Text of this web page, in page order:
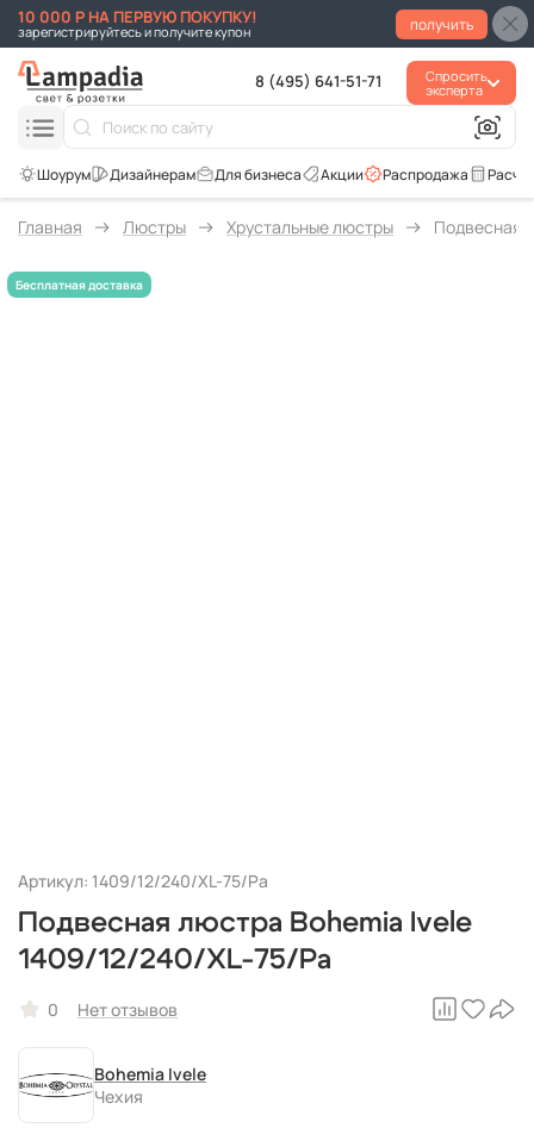
10 000 Р НА ПЕРВУЮ ПОКУПКУ!
зарегистрируйтесь и получите купон получить
8 (495) 641-51-71
Спросить
эксперта
Распродажа
Акции
Для бизнеса
Главная Люстры Хрустальные люстры Подвесная
Артикул: 1409/12/240/XL-75/Pa
Подвесная люстра Bohemia Ivele
1409/12/240/XL-75/Pa
0 Нет отзывов
Bohemia Ivele
Чехия